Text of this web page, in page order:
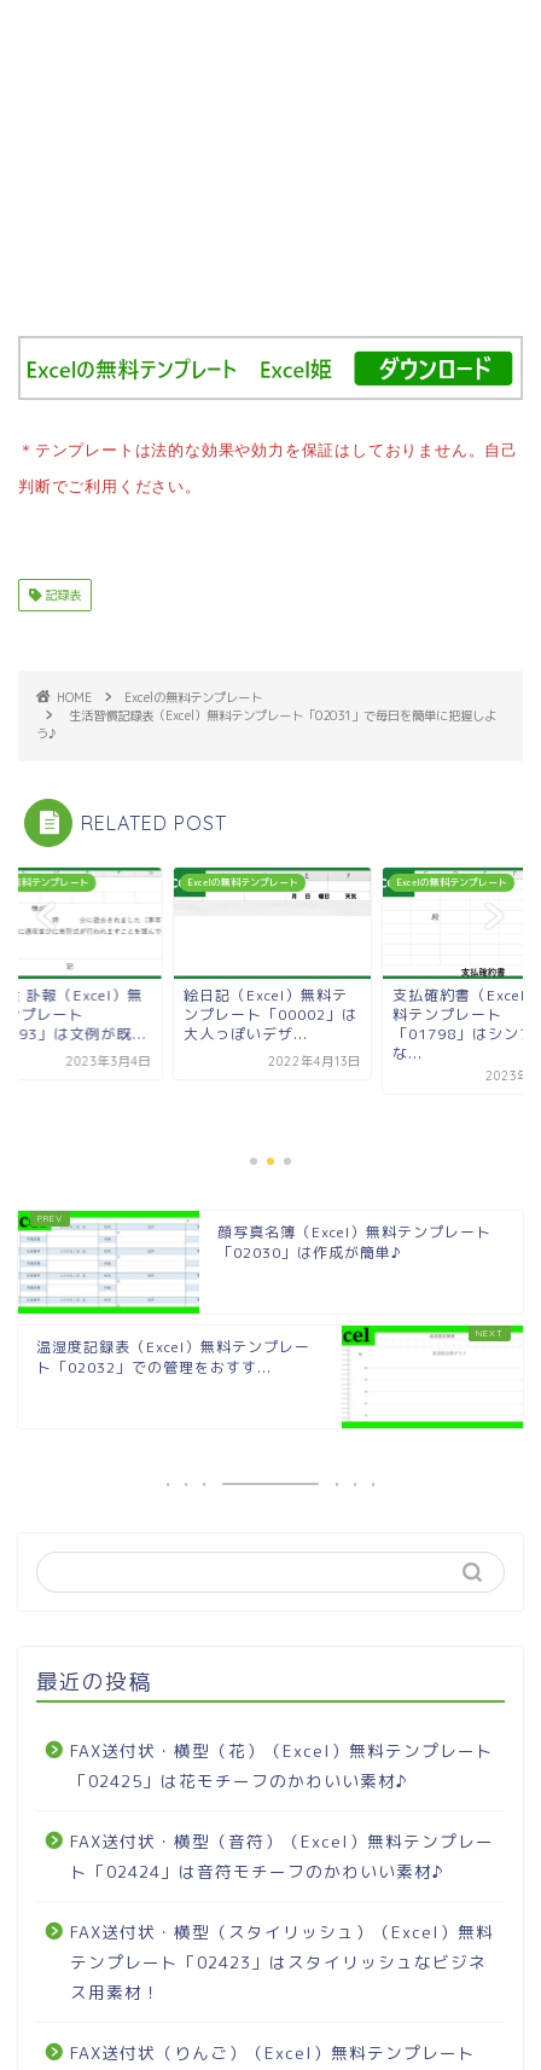
＊テンプレートは法的な効果や効力を保証はしておりません。自己
判断でご利用ください。
記録表
HOME
Excelの無料テンプレート
生活習慣記録表（Excel）無料テンプレート「02031」で毎日を簡単に把握しよ
う♪
RELATED POST
無料テンプレート
会 訃報（Excel）無
ンプレート
」は文例が既...
2023年3月4日
Excelの無料テンプレート
絵日記（Excel）無料テ
ンプレート「00002」は
大人っぽいデザ...
2022年4月13日
Excelの無料テンプレート
支払確約書（Excel
料テンプレート
「01798」はシンプ
な...
2023年4
顔写真名簿（Excel）無料テンプレート
「02030」は作成が簡単♪
温湿度記録表（Excel）無料テンプレー
ト「02032」での管理をおすす...
最近の投稿
FAX送付状・横型（花）（Excel）無料テンプレート
「02425」は花モチーフのかわいい素材♪
FAX送付状・横型（音符）（Excel）無料テンプレー
ト「02424」は音符モチーフのかわいい素材♪
FAX送付状・横型（スタイリッシュ）（Excel）無料
テンプレート「02423」はスタイリッシュなビジネ
ス用素材！
FAX送付状（りんご）（Excel）無料テンプレート